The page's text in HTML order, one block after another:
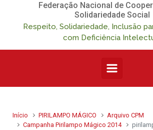
Federação Nacional de
Solidariedade Social
Respeito, Solidariedade, Inclusão
com Deficiência
Início PIRILAMPO MÁGICO
Arquivo CPM
Campanha Pirilampo Mágico 2014